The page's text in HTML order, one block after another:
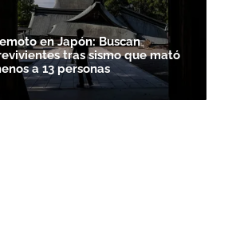
en Japón: Buscan
tras sismo que mató
a 13 personas